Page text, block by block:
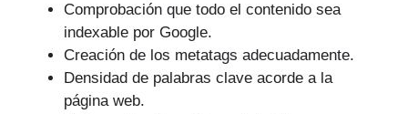
Comprobación que todo el contenido sea
indexable por Google.
Creación de los metatags adecuadamente.
Densidad de palabras clave acorde a la
página web.